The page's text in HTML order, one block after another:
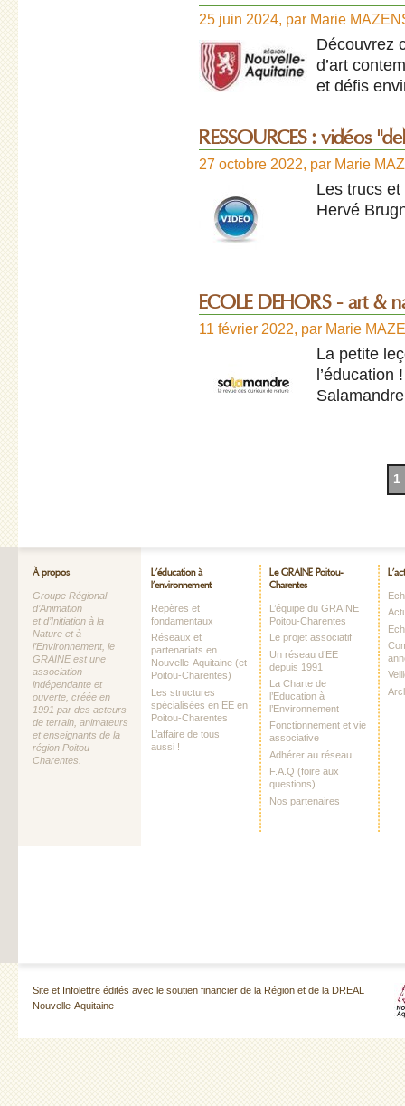
25 juin 2024, par Marie
Découvrez
d’art
et défis
RESSOURCES : vidéos
27 octobre 2022, par Marie
Les trucs
Hervé
ECOLE DEHORS - art &
11 février 2022, par Marie
La petite
l’éducation
1
À propos
Groupe Régional
d’Animation
et d’Initiation à la
Nature et à
l’Environnement, le
GRAINE est une
association
indépendante et
ouverte, créée en
1991 par des acteurs
de terrain, animateurs
et enseignants de la
région Poitou-
Charentes.
L’éducation à
l’environnement
Repères et
fondamentaux
Réseaux et
partenariats en
Nouvelle-Aquitaine (et
Poitou-Charentes)
Les structures
spécialisées en EE en
Poitou-Charentes
L’affaire de tous
aussi !
Le GRAINE Poitou-
Charentes
L’équipe du GRAINE
Poitou-Charentes
Le projet associatif
Un réseau d’EE
depuis 1991
La Charte de
l’Education à
l’Environnement
Fonctionnement et vie
associative
Adhérer au réseau
F.A.Q (foire aux
questions)
Nos partenaires
Site et Infolettre édités avec le soutien financier de la Région et de la DREAL
Nouvelle-Aquitaine